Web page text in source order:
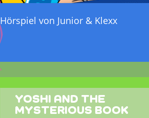
Hörspiel von Junior & Klexx
YOSHI AND THE
MYSTERIOUS BOOK